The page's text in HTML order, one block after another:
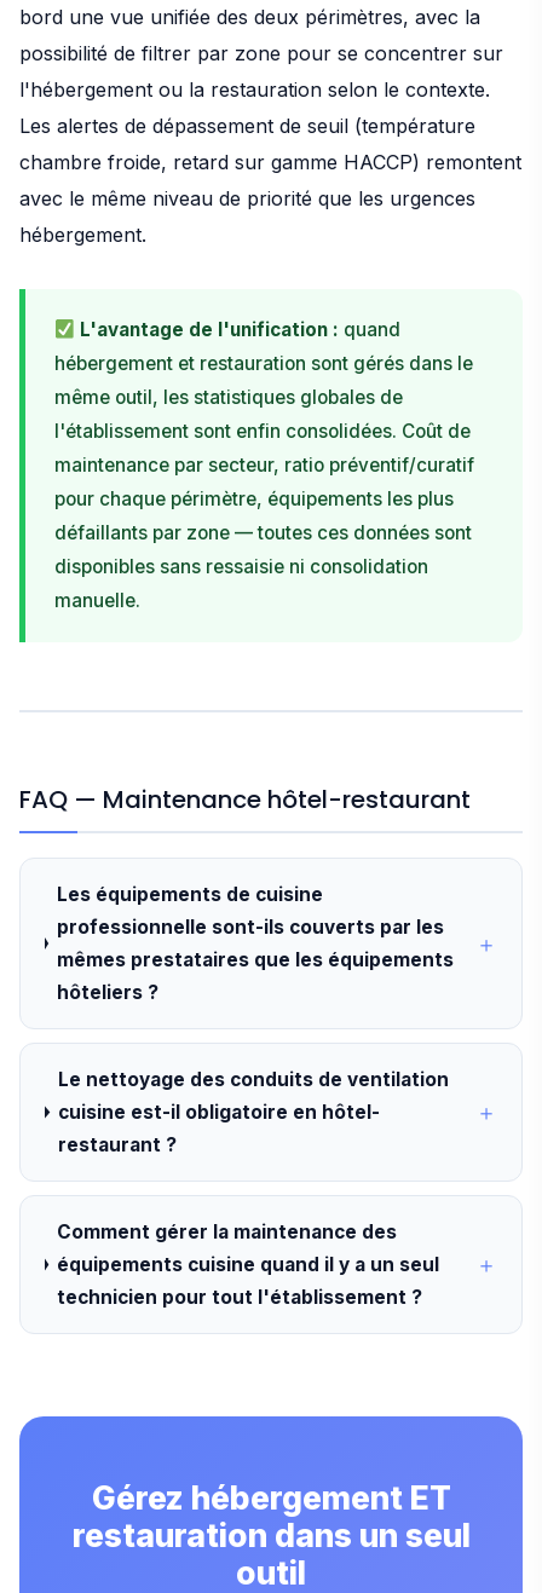
bord une vue unifiée des deux périmètres, avec la
possibilité de filtrer par zone pour se concentrer sur
l'hébergement ou la restauration selon le contexte.
Les alertes de dépassement de seuil (température
chambre froide, retard sur gamme HACCP) remontent
avec le même niveau de priorité que les urgences
hébergement.
L'avantage de l'unification : quand
hébergement et restauration sont gérés dans le
même outil, les statistiques globales de
l'établissement sont enfin consolidées. Coût de
maintenance par secteur, ratio préventif/curatif
pour chaque périmètre, équipements les plus
défaillants par zone — toutes ces données sont
disponibles sans ressaisie ni consolidation
manuelle.
FAQ — Maintenance hôtel-restaurant
Les équipements de cuisine
professionnelle sont-ils couverts par les
mêmes prestataires que les équipements
hôteliers ?
Le nettoyage des conduits de ventilation
cuisine est-il obligatoire en hôtel-
restaurant ?
Comment gérer la maintenance des
équipements cuisine quand il y a un seul
technicien pour tout l'établissement ?
Gérez hébergement ET
restauration dans un seul
outil